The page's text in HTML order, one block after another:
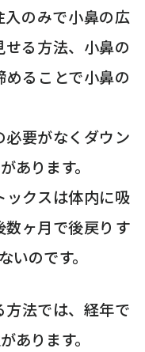
入のみで小鼻の広
る方法、小鼻の
ることで小鼻の
要がなくダウン
あります。
ックスは体内に吸
ヶ月で後戻りす
いのです。
法では、経年で
あります。